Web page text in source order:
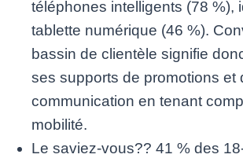
téléphones intelligents (78 %),
tablette numérique (46 %).
bassin de clientèle signifie
ses supports de promotions et
communication en tenant
mobilité.
Le saviez-vous?? 41 % des